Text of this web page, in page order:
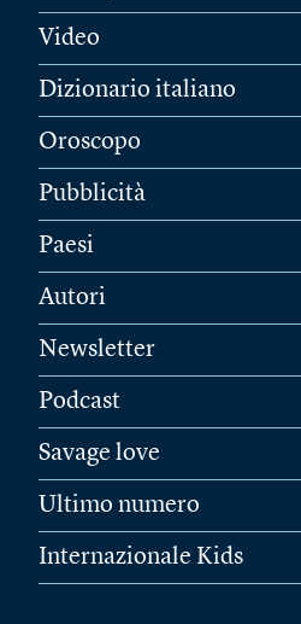
Video
Dizionario italiano
Oroscopo
Pubblicità
Paesi
Autori
Newsletter
Podcast
Savage love
Ultimo numero
Internazionale Kids